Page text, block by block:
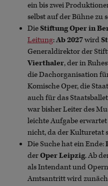
ein bis zwei
selbst auf der Bühne zu
DieStiftung Oper in
Leitung:Ab 2027wird
Generaldirektor der
Vierthaler, der in
die Dachorganisation
Komische Oper, die
auch für das
war bisher Leiter des
leichte Aufgabe
nicht, da der Kulturetat
Die Suche hat ein Ende:
derOper Leipzig. Ab
als Intendant und
Amtsantritt wird